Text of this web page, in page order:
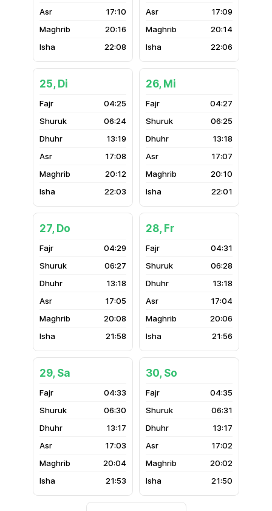
17:10
20:16
22:08
17:09
20:14
22:06
25, Di
04:25
06:24
13:19
17:08
20:12
22:03
26, Mi
04:27
06:25
13:18
17:07
20:10
22:01
27, Do
04:29
06:27
13:18
17:05
20:08
21:58
28, Fr
04:31
06:28
13:18
17:04
20:06
21:56
29, Sa
04:33
06:30
13:17
17:03
20:04
21:53
30, So
04:35
06:31
13:17
17:02
20:02
21:50